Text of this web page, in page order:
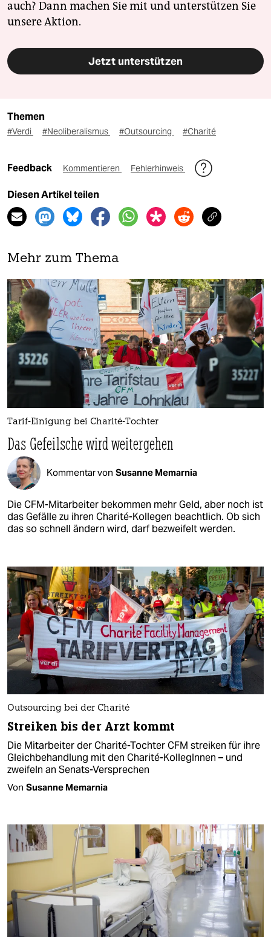
auch? Dann machen Sie mit und unterstützen Sie
unsere Aktion.
Jetzt unterstützen
Themen
#Verdi #Neoliberalismus #Outsourcing #Charité
Feedback Kommentieren Fehlerhinweis
Diesen Artikel teilen
Mehr zum Thema
Tarif-Einigung bei Charité-Tochter
Das Gefeilsche wird weitergehen
Kommentar von Susanne Memarnia
Die CFM-Mitarbeiter bekommen mehr Geld, aber noch ist
das Gefälle zu ihren Charité-Kollegen beachtlich. Ob sich
das so schnell ändern wird, darf bezweifelt werden.
Outsourcing bei der Charité
Streiken bis der Arzt kommt
Die Mitarbeiter der Charité-Tochter CFM streiken für ihre
Gleichbehandlung mit den Charité-KollegInnen – und
zweifeln an Senats-Versprechen
Von Susanne Memarnia